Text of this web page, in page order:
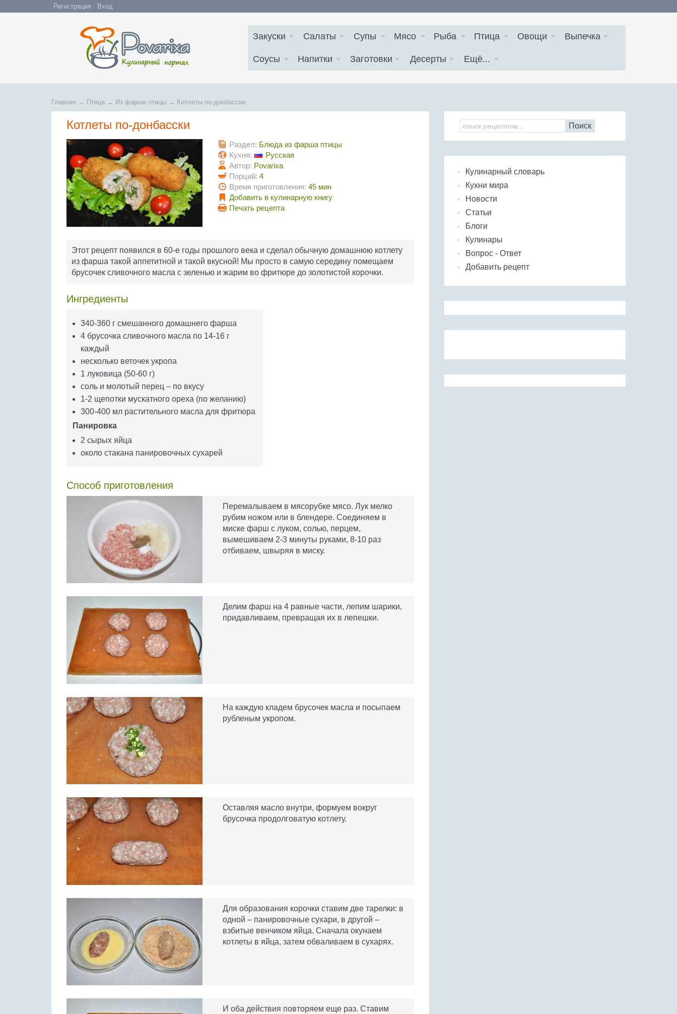
Регистрация Вход
Закуски Салаты Супы Мясо Рыба Птица Овощи Выпечка
Соусы Напитки Заготовки Десерты Ещё...
Главная → Птица → Из фарша птицы → Котлеты по-донбасски
Котлеты по-донбасски
Раздел: Блюда из фарша птицы
Кухня:
Русская
Автор: Povarixa
Порций: 4
Время приготовления: 45 мин
Добавить в кулинарную книгу
Печать рецепта
Этот рецепт появился в 60-е годы прошлого века и сделал обычную домашнюю котлету
из фарша такой аппетитной и такой вкусной! Мы просто в самую середину помещаем
брусочек сливочного масла с зеленью и жарим во фритюре до золотистой корочки.
Ингредиенты
340-360 г смешанного домашнего фарша
4 брусочка сливочного масла по 14-16 г
каждый
несколько веточек укропа
1 луковица (50-60 г)
соль и молотый перец – по вкусу
1-2 щепотки мускатного ореха (по желанию)
300-400 мл растительного масла для фритюра
Панировка
2 сырых яйца
около стакана панировочных сухарей
Способ приготовления
Перемалываем в мясорубке мясо. Лук мелко
рубим ножом или в блендере. Соединяем в
миске фарш с луком, солью, перцем,
вымешиваем 2-3 минуты руками, 8-10 раз
отбиваем, швыряя в миску.
Делим фарш на 4 равные части, лепим шарики,
придавливаем, превращая их в лепешки.
На каждую кладем брусочек масла и посыпаем
рубленым укропом.
Оставляя масло внутри, формуем вокруг
брусочка продолговатую котлету.
Для образования корочки ставим две тарелки: в
одной – панировочные сухари, в другой –
взбитые венчиком яйца. Сначала окунаем
котлеты в яйца, затем обваливаем в сухарях.
И оба действия повторяем еще раз. Ставим
Поиск
Кулинарный словарь
Кухни мира
Новости
Статьи
Блоги
Кулинары
Вопрос - Ответ
Добавить рецепт